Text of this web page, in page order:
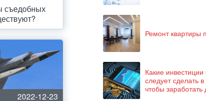
съедобных
2022-12-23
Ремонт квартиры
Какие
следует сделать
чтобы заработать